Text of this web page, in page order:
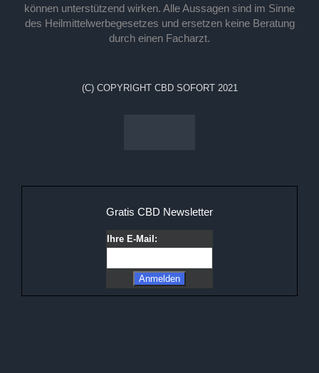
können unterstützend wirken. Alle Aussagen sind im Sinne
des Heilmittelwerbegesetzes und ersetzen keine Beratung
durch einen Facharzt.
(C) COPYRIGHT CBD SOFORT 2021
Gratis CBD Newsletter
Ihre E-Mail: